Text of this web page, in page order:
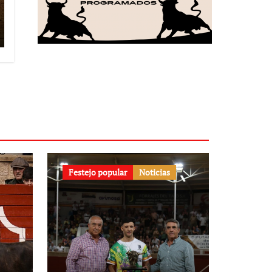
Festejo popular Noticias